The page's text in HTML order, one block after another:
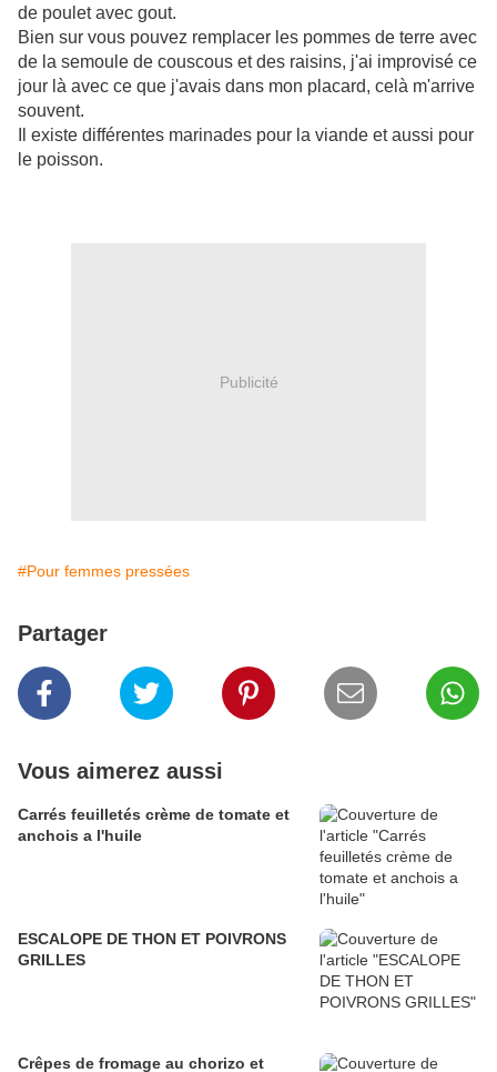
de poulet avec gout.
Bien sur vous pouvez remplacer les pommes de terre avec
de la semoule de couscous et des raisins, j'ai improvisé ce
jour là avec ce que j'avais dans mon placard, celà m'arrive
souvent.
Il existe différentes marinades pour la viande et aussi pour
le poisson.
Publicité
#Pour femmes pressées
Partager
Vous aimerez aussi
Carrés feuilletés crème de tomate et
anchois a l'huile
ESCALOPE DE THON ET POIVRONS
GRILLES
Crêpes de fromage au chorizo et